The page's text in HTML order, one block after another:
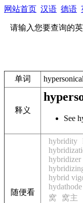
网站首页 汉语 德语
请输入您要查询的英
单词
释义
See
随便看
hybridity
hybridizer
hybrid
hydathode
窝
窝主